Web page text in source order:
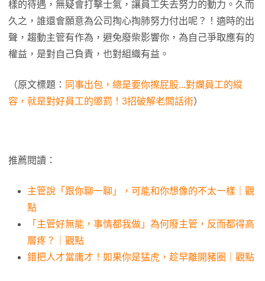
樣的待遇，無疑會打擊士氣，讓員工失去努力的動力。久而
久之，誰還會願意為公司掏心掏肺努力付出呢？！適時的出
聲，趨動主管有作為，避免廢柴影響你，為自己爭取應有的
權益，是對自己負責，也對組織有益。
（原文標題： 同事出包，總是要你擦屁股...對爛員工的縱
容，就是對好員工的懲罰！3招破解老闆話術）
推薦閱讀：
主管說「跟你聊一聊」，可能和你想像的不太一樣｜觀
點
「主管好無能，事情都我做」為何廢主管，反而都得高
層疼？｜觀點
錯把人才當庸才！如果你是猛虎，趁早離開豬圈｜觀點